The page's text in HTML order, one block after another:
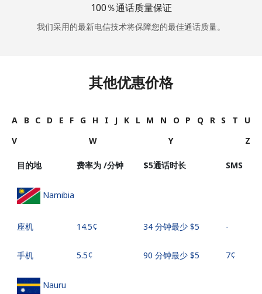
100％通话质量保证
我们采用的最新电信技术将保障您的最佳通话质量。
其他优惠价格
A B C D E F G H I J K L M N O P Q R S T
U
V
W Y Z
目的地 费率为 /分钟 ⁦$5⁩通话时长 SMS
Namibia
座机 ⁦14.5¢⁩ 34 分钟最少 ⁦$5⁩ -
手机 ⁦5.5¢⁩ 90 分钟最少 ⁦$5⁩ ⁦7¢⁩
Nauru